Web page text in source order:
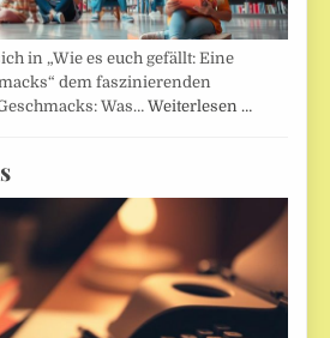
in „Wie es euch gefällt: Eine
dem faszinierenden
Was…Weiterlesen …